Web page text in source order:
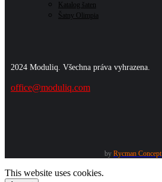
Katalog šaten
Šatny Olimpia
2024 Moduliq. Všechna práva vyhrazena.
office@moduliq.com
by Rycman Concept
This website uses cookies.